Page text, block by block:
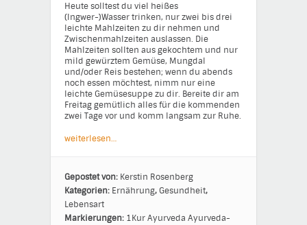
Heute solltest du viel heißes
(Ingwer-)Wasser trinken, nur zwei bis drei
leichte Mahlzeiten zu dir nehmen und
Zwischenmahlzeiten auslassen. Die
Mahlzeiten sollten aus gekochtem und nur
mild gewürztem Gemüse, Mungdal
und/oder Reis bestehen; wenn du abends
noch essen möchtest, nimm nur eine
leichte Gemüsesuppe zu dir. Bereite dir am
Freitag gemütlich alles für die kommenden
zwei Tage vor und komm langsam zur Ruhe.
weiterlesen…
Gepostet von: Kerstin Rosenberg
Kategorien: Ernährung, Gesundheit,
Lebensart
Markierungen: 1KurAyurveda Ayurveda-